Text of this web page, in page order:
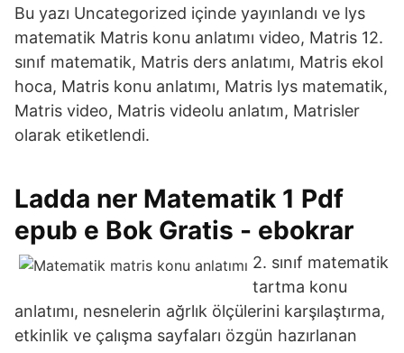
Bu yazı Uncategorized içinde yayınlandı ve lys
matematik Matris konu anlatımı video, Matris 12.
sınıf matematik, Matris ders anlatımı, Matris ekol
hoca, Matris konu anlatımı, Matris lys matematik,
Matris video, Matris videolu anlatım, Matrisler
olarak etiketlendi.
Ladda ner Matematik 1 Pdf
epub e Bok Gratis - ebokrar
2. sınıf matematik
tartma konu
anlatımı, nesnelerin ağrlık ölçülerini karşılaştırma,
etkinlik ve çalışma sayfaları özgün hazırlanan